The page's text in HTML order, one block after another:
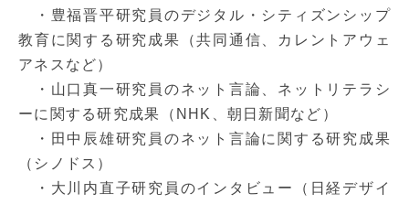
・豊福晋平研究員のデジタル・シティズンシップ
教育に関する研究成果（共同通信、カレントアウェ
アネスなど）
・山口真一研究員のネット言論、ネットリテラシ
ーに関する研究成果（NHK、朝日新聞など）
・田中辰雄研究員のネット言論に関する研究成果
（シノドス）
・大川内直子研究員のインタビュー（日経デザイ